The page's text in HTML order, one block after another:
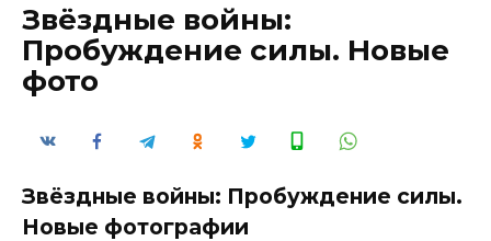
Звёздные войны:
Пробуждение силы. Новые
фото
Звёздные войны: Пробуждение силы.
Новые фотографии